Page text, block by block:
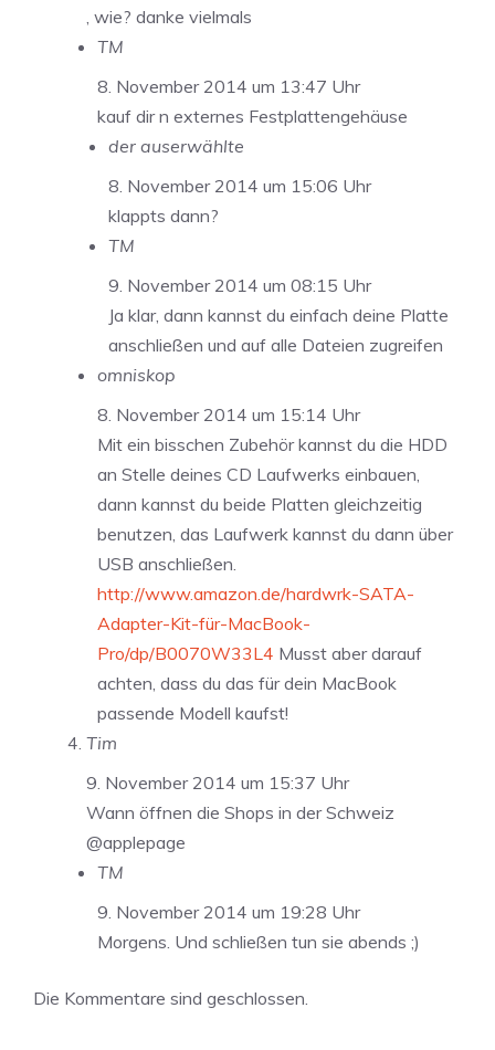
, wie? danke vielmals
TM
8. November 2014 um 13:47 Uhr
kauf dir n externes Festplattengehäuse
der auserwählte
8. November 2014 um 15:06 Uhr
klappts dann?
TM
9. November 2014 um 08:15 Uhr
Ja klar, dann kannst du einfach deine Platte
anschließen und auf alle Dateien zugreifen
omniskop
8. November 2014 um 15:14 Uhr
Mit ein bisschen Zubehör kannst du die HDD
an Stelle deines CD Laufwerks einbauen,
dann kannst du beide Platten gleichzeitig
benutzen, das Laufwerk kannst du dann über
USB anschließen.
http://www.amazon.de/hardwrk-SATA-
Adapter-Kit-für-MacBook-
Pro/dp/B0070W33L4 Musst aber darauf
achten, dass du das für dein MacBook
passende Modell kaufst!
Tim
9. November 2014 um 15:37 Uhr
Wann öffnen die Shops in der Schweiz
@applepage
TM
9. November 2014 um 19:28 Uhr
Morgens. Und schließen tun sie abends ;)
Die Kommentare sind geschlossen.